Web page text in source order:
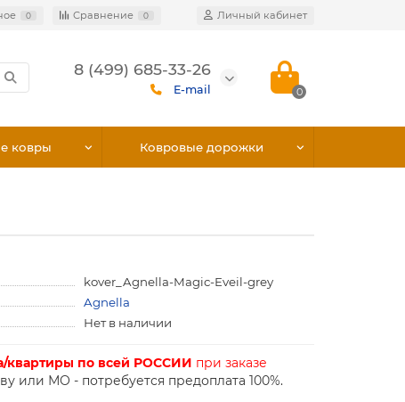
0 Сравнение 0 Личный кабинет
8 (499) 685-33-26
E-mail 0
ковры Ковровые дорожки
kover_Agnella-Magic-Eveil-grey
Agnella
Нет в наличии
квартиры по всей РОССИИ при заказе
или МО - потребуется предоплата 100%.